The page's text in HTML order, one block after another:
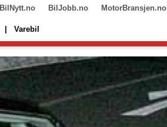
BilNytt.no BilJobb.no MotorBransjen.no
Varebil